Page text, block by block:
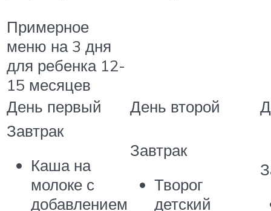
Примерное
меню на 3 дня
для ребенка 12-
15 месяцев
День первый
День второй
Завтрак
Каша на
молоке с
добавлением
Завтрак
Творог
детский